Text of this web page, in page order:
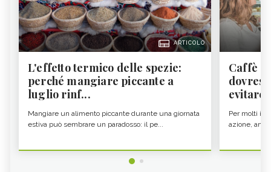
ARTICOLO
L'effetto termico delle spezie:
perché mangiare piccante a
luglio rinf...
Mangiare un alimento piccante durante una giornata
estiva può sembrare un paradosso: il pe...
Caffè
evitare
Per molti il
azione,